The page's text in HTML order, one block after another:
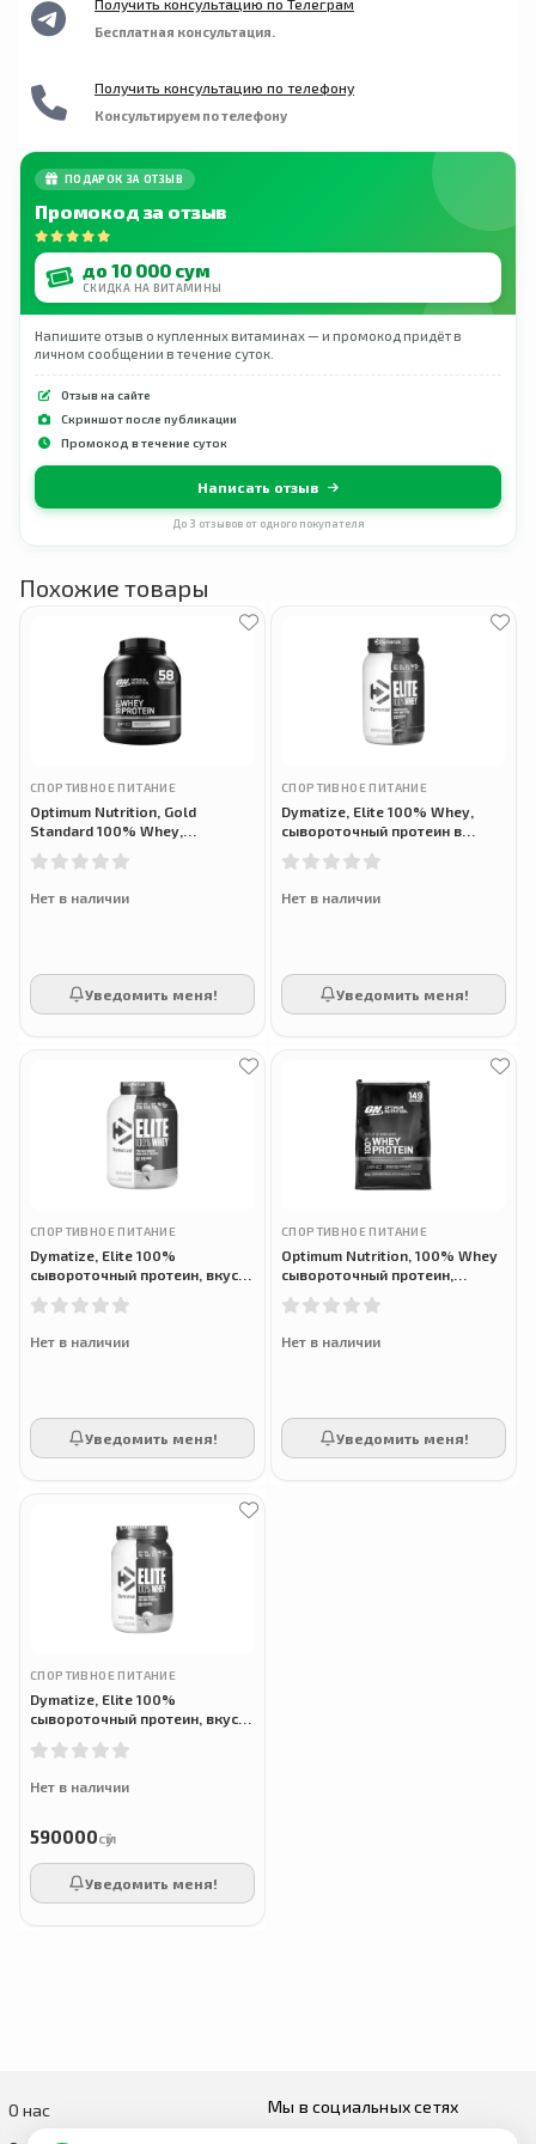
Бесплатная консультация.
Получить консультацию по телефону
Консультируем по телефону
ПОДАРОК ЗА ОТЗЫВ
Промокод за отзыв
до 10 000 сум
СКИДКА НА ВИТАМИНЫ
Напишите отзыв о купленных витаминах — и промокод придёт в
личном сообщении в течение суток.
Отзыв на сайте
Скриншот после публикации
Промокод в течение суток
Написать отзыв
До 3 отзывов от одного покупателя
Похожие товары
СПОРТИВНОЕ ПИТАНИЕ
Optimum Nutrition, Gold
Standard 100% Whey,
вкусом ванильного
Нет в наличии
Уведомить меня!
СПОРТИВНОЕ ПИТАНИЕ
Dymatize, Elite 100% Whey,
сывороточный протеин в
шоколад, 907 г
Нет в наличии
Уведомить меня!
СПОРТИВНОЕ ПИТАНИЕ
Dymatize, Elite 100%
сывороточный протеин, вкус
ванили, 2.3 кг
Нет в наличии
Уведомить меня!
СПОРТИВНОЕ ПИТАНИЕ
Optimum Nutrition, 100% Whey
сывороточный протеин,
двойной шоколад, 4.61 кг
Нет в наличии
Уведомить меня!
СПОРТИВНОЕ ПИТАНИЕ
Dymatize, Elite 100%
сывороточный протеин, вкус
Нет в наличии
590000сӯм
Уведомить меня!
О нас
Мы в социальных сетях